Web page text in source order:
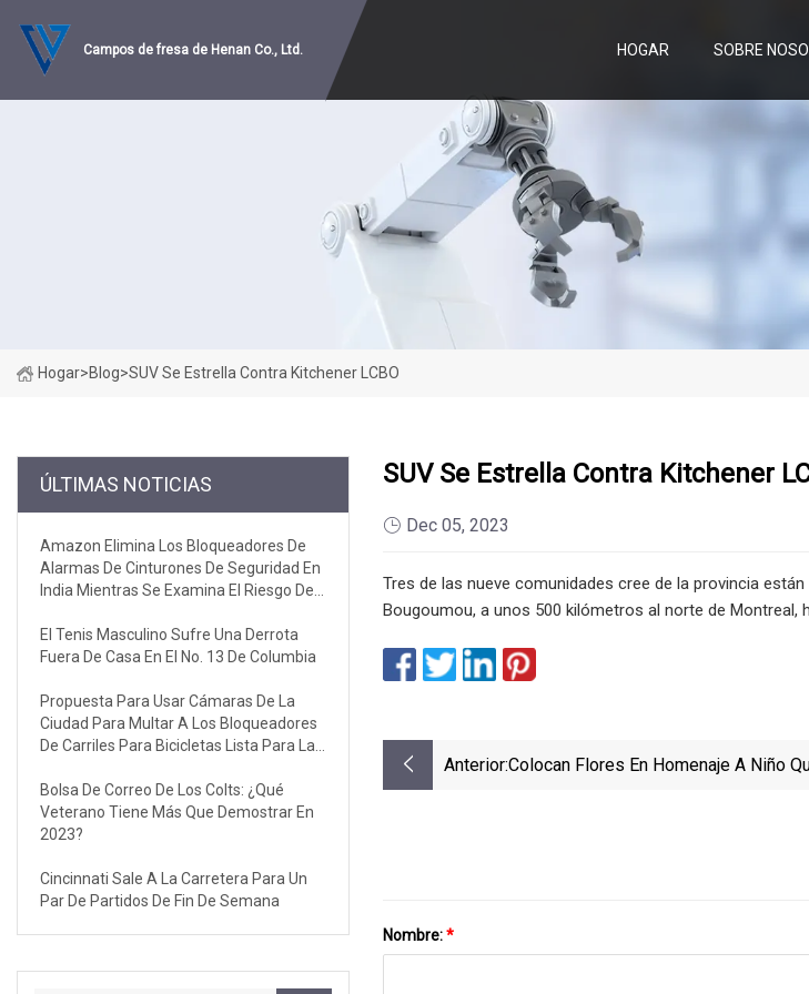
Campos de fresa de Henan Co., Ltd. HOGAR SOBRE
Hogar>Blog>SUV Se Estrella Contra Kitchener LCBO
ÚLTIMAS NOTICIAS
Amazon Elimina Los Bloqueadores De
Alarmas De Cinturones De Seguridad En
India Mientras Se Examina El Riesgo De
El Tenis Masculino Sufre Una Derrota
Fuera De Casa En El No. 13 De Columbia
Propuesta Para Usar Cámaras De La
Ciudad Para Multar A Los Bloqueadores
De Carriles Para Bicicletas Lista Para La
Bolsa De Correo De Los Colts: ¿Qué
Veterano Tiene Más Que Demostrar En
2023?
Cincinnati Sale A La Carretera Para Un
Par De Partidos De Fin De Semana
SUV Se Estrella Contra Kitchener
Dec 05, 2023
Tres de las nueve comunidades cree de la provincia
Bougoumou, a unos 500 kilómetros al norte de Montreal,
Anterior:Colocan Flores En Homenaje A Niño
Nombre:*